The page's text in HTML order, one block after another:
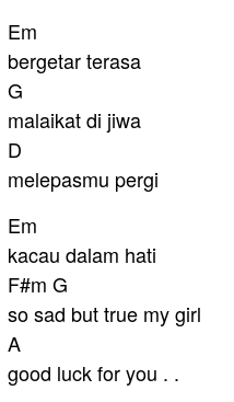
Em
bergetar terasa
G
malaikat di jiwa
D
melepasmu pergi
Em
kacau dalam hati
F#m G
so sad but true my girl
A
good luck for you . .